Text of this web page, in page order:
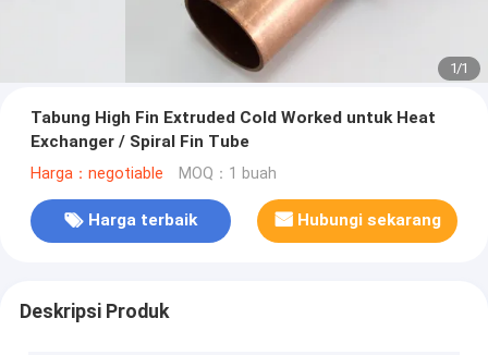
1/1
Tabung High Fin Extruded Cold Worked untuk Heat
Exchanger / Spiral Fin Tube
Harga：negotiable MOQ：1 buah
Harga terbaik Hubungi sekarang
Deskripsi Produk